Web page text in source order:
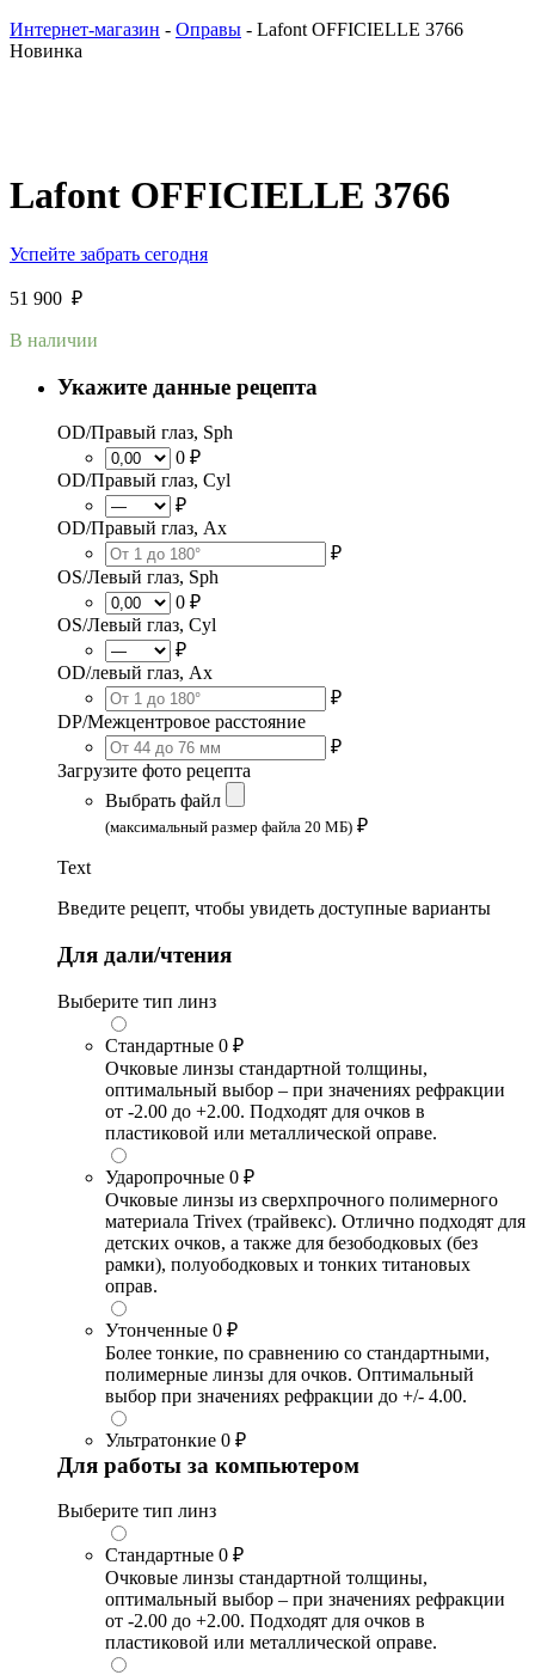
Интернет-магазин - Оправы - Lafont OFFICIELLE 3766
Новинка
Lafont OFFICIELLE 3766
Успейте забрать сегодня
51 900 ₽
В наличии
Укажите данные рецепта
OD/Правый глаз, Sph
0 ₽
OD/Правый глаз, Cyl
₽
OD/Правый глаз, Ax
₽
OS/Левый глаз, Sph
0 ₽
OS/Левый глаз, Cyl
₽
OD/левый глаз, Ax
₽
DP/Межцентровое расстояние
₽
Загрузите фото рецепта
Выбрать файл
(максимальный размер файла 20 МБ) ₽
Text
Введите рецепт, чтобы увидеть доступные варианты
Для дали/чтения
Выберите тип линз
Стандартные 0 ₽
Очковые линзы стандартной толщины,
оптимальный выбор – при значениях рефракции
от -2.00 до +2.00. Подходят для очков в
пластиковой или металлической оправе.
Ударопрочные 0 ₽
Очковые линзы из сверхпрочного полимерного
материала Trivex (трайвекс). Отлично подходят для
детских очков, а также для безободковых (без
рамки), полуободковых и тонких титановых
оправ.
Утонченные 0 ₽
Более тонкие, по сравнению со стандартными,
полимерные линзы для очков. Оптимальный
выбор при значениях рефракции до +/- 4.00.
Ультратонкие 0 ₽
Для работы за компьютером
Выберите тип линз
Стандартные 0 ₽
Очковые линзы стандартной толщины,
оптимальный выбор – при значениях рефракции
от -2.00 до +2.00. Подходят для очков в
пластиковой или металлической оправе.